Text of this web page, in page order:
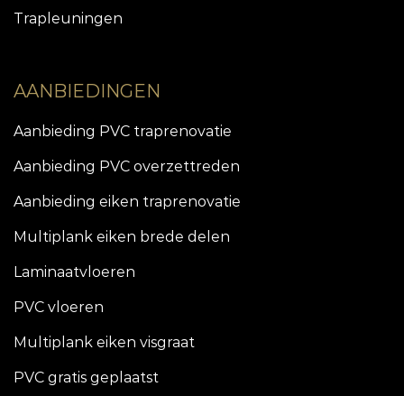
Trapleuningen
AANBIEDINGEN
Aanbieding PVC traprenovatie
Aanbieding PVC overzettreden
Aanbieding eiken traprenovatie
Multiplank eiken brede delen
Laminaatvloeren
PVC vloeren
Multiplank eiken visgraat
PVC gratis geplaatst